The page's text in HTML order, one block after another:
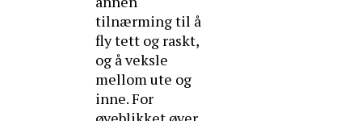
tilnærming til å
fly tett og raskt,
og å veksle
mellom ute og
inne. For